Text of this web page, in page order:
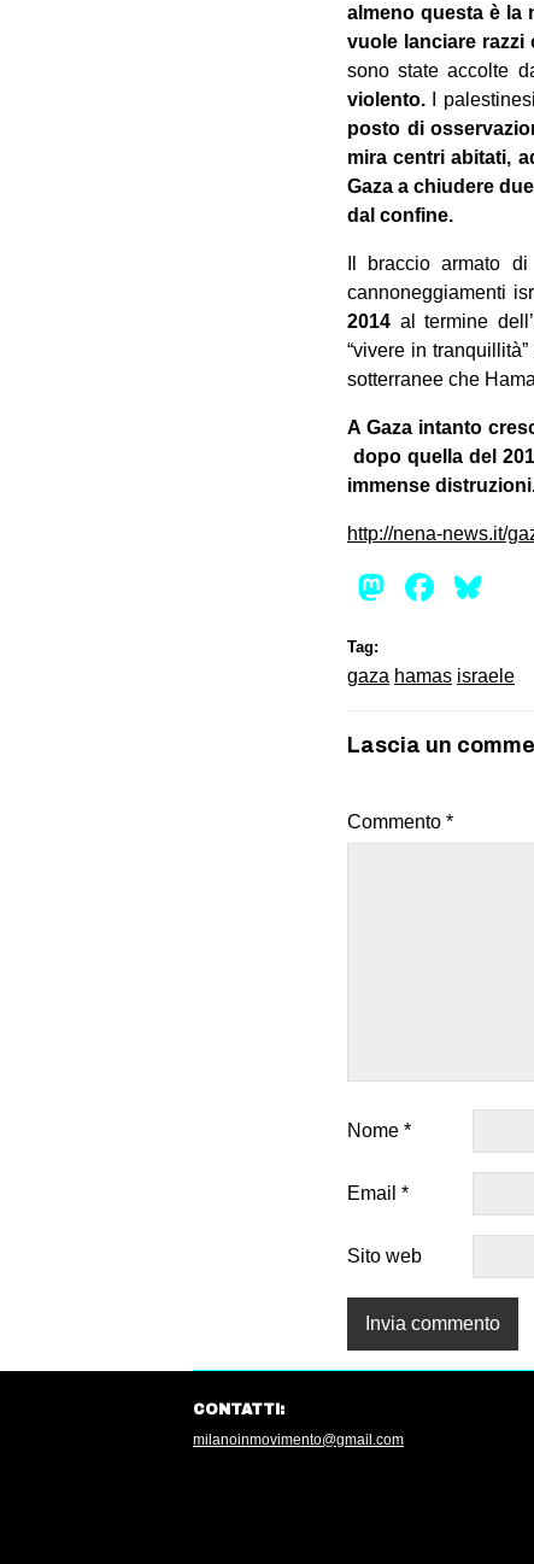
almeno questa è la
vuole lanciare
sono state accolte
violento. I
posto di
mira centri abitati,
Gaza a chiudere
dal confine.
Il braccio armato
cannoneggiamenti
2014 al termine
“vivere in
sotterranee che
A Gaza intanto
dopo quella del
immense
http://nena-news.it/
Tag:
gaza hamas israele
Lascia un
Commento *
Nome *
Email *
Sito web
CONTATTI:
milanoinmovimento@gmail.com